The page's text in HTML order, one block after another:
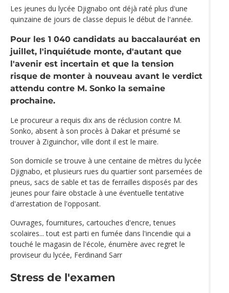
Les jeunes du lycée Djignabo ont déjà raté plus d'une
quinzaine de jours de classe depuis le début de l'année.
Pour les 1 040 candidats au baccalauréat en
juillet, l'inquiétude monte, d'autant que
l'avenir est incertain et que la tension
risque de monter à nouveau avant le verdict
attendu contre M. Sonko la semaine
prochaine.
Le procureur a requis dix ans de réclusion contre M.
Sonko, absent à son procès à Dakar et présumé se
trouver à Ziguinchor, ville dont il est le maire.
Son domicile se trouve à une centaine de mètres du lycée
Djignabo, et plusieurs rues du quartier sont parsemées de
pneus, sacs de sable et tas de ferrailles disposés par des
jeunes pour faire obstacle à une éventuelle tentative
d'arrestation de l'opposant.
Ouvrages, fournitures, cartouches d'encre, tenues
scolaires... tout est parti en fumée dans l'incendie qui a
touché le magasin de l'école, énumère avec regret le
proviseur du lycée, Ferdinand Sarr
Stress de l'examen